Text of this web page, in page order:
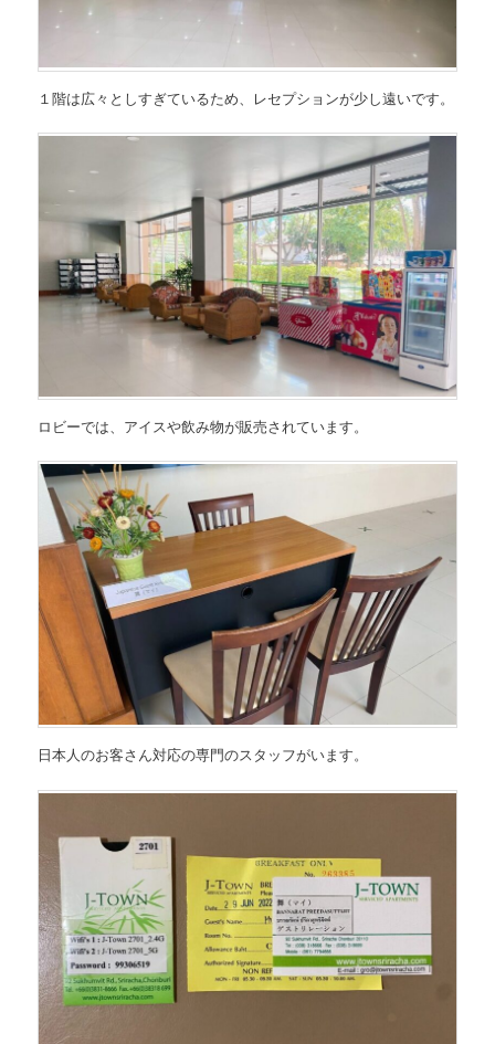
１階は広々としすぎているため、レセプションが少し遠いです。
ロビーでは、アイスや飲み物が販売されています。
日本人のお客さん対応の専門のスタッフがいます。